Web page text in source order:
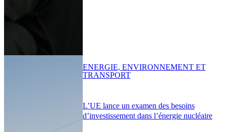
L’UE lance un examen des besoins
d’investissement dans l’énergie nucléaire
ENERGIE, ENVIRONNEMENT ET
TRANSPORT